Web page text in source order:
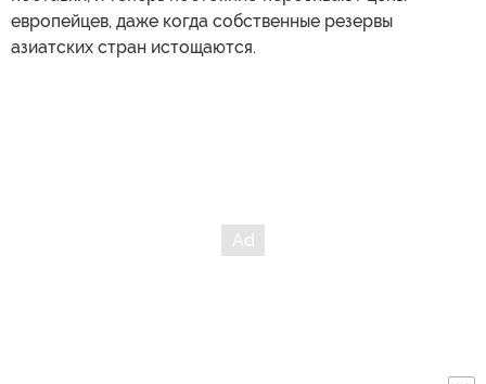
европейцев, даже когда собственные резервы
азиатских стран истощаются.